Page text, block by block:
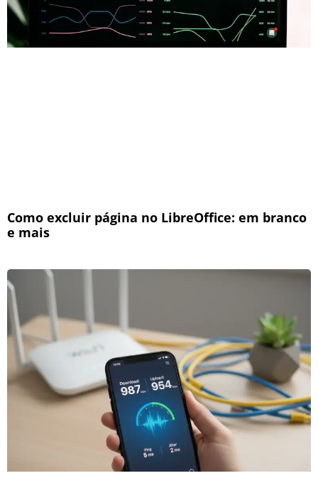
Como excluir página no LibreOffice: em branco
e mais